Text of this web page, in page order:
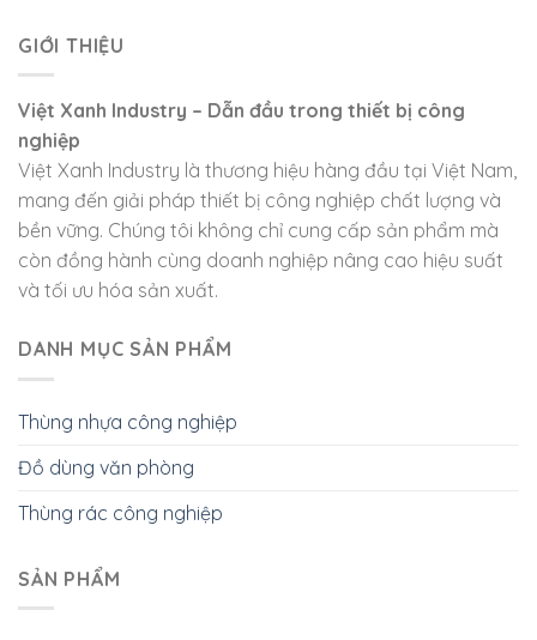
GIỚI THIỆU
Việt Xanh Industry – Dẫn đầu trong thiết bị công
nghiệp
Việt Xanh Industry là thương hiệu hàng đầu tại Việt Nam,
mang đến giải pháp thiết bị công nghiệp chất lượng và
bền vững. Chúng tôi không chỉ cung cấp sản phẩm mà
còn đồng hành cùng doanh nghiệp nâng cao hiệu suất
và tối ưu hóa sản xuất.
DANH MỤC SẢN PHẨM
Thùng nhựa công nghiệp
Đồ dùng văn phòng
Thùng rác công nghiệp
SẢN PHẨM